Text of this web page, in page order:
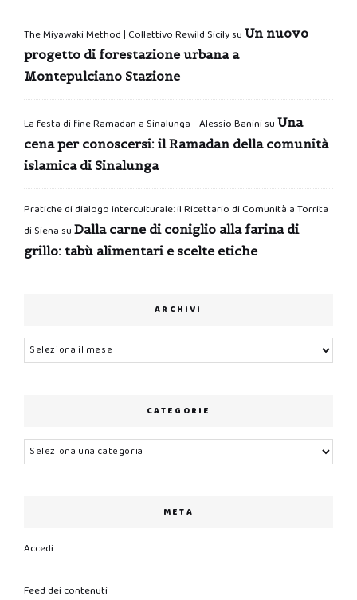
The Miyawaki Method | Collettivo Rewild Sicilysu Un nuovo
progetto di forestazione urbana a
Montepulciano Stazione
La festa di fine Ramadan a Sinalunga - Alessio Banini su Una
cena per conoscersi: il Ramadan della comunità
islamica di Sinalunga
Pratiche di dialogo interculturale: il Ricettario di Comunità a Torrita
di Siena su Dalla carne di coniglio alla farina di
grillo: tabù alimentari e scelte etiche
ARCHIVI
Archivi
CATEGORIE
Categorie
META
Accedi
Feed dei contenuti